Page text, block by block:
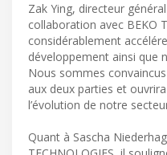
Zak Ying, directeur
collaboration avec BEKO
considérablement
développement ainsi que
Nous sommes
aux deux parties et
l’évolution de notre
Quant à Sascha